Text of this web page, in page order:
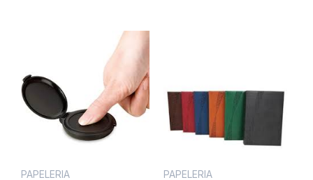
PAPELERIA PAPELERIA